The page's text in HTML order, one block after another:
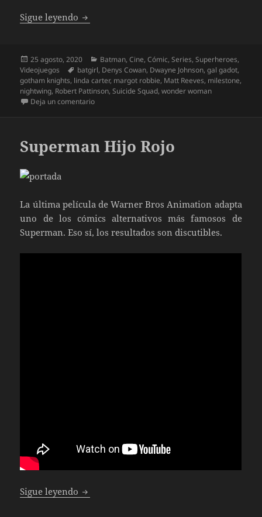
Sigue leyendo Espectacular primera edición de la DC
Publicado
el
25 agosto, 2020 Categorías
Batman,Cine,Cómic,Series,Superheroes,
Videojuegos
Etiquetas
batgirl, Denys Cowan, Dwayne Johnson,gal gadot,
gotham knights, linda carter, margot robbie, Matt Reeves, milestone,
nightwing, Robert Pattinson,Suicide Squad,wonder woman
Deja un comentarioen Espectacular primera edición de la DC Fandome
Superman Hijo Rojo
La última película de Warner Bros Animation adapta
uno de los cómics alternativos más famosos de
Superman. Eso sí, los resultados son discutibles.
Sigue leyendo Superman Hijo Rojo